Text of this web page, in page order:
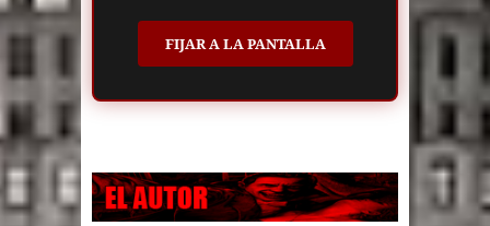
FIJAR A LA PANTALLA